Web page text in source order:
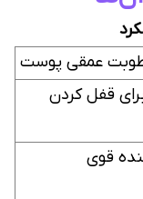
عمقی پوست
قفل کردن
قوی